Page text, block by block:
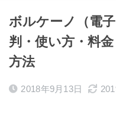
ボルケーノ（電
判・使い方・料
方法
2018年9月13日